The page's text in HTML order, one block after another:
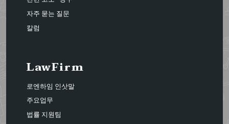
자주 묻는 질문
칼럼
LawFirm
로엔하임 인삿말
주요업무
법률 지원팀